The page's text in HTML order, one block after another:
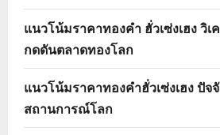
แนวโน้มราคาทองคำ ฮั่วเซ่งเฮง วิ
กดดันตลาดทองโลก
แนวโน้มราคาทองคำฮั่วเซ่งเฮง ปัจ
สถานการณ์โลก